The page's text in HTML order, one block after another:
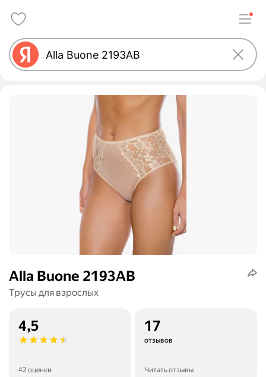
Alla Buone 2193AB
Трусы для взрослых
4,5
42 оценки
17
отзывов
Читать отзывы